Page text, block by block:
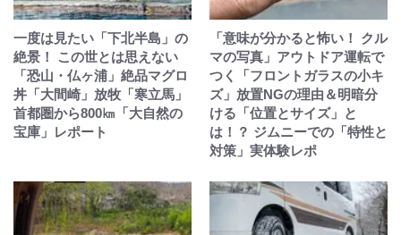
一度は見たい「下北半島」の
絶景！ この世とは思えない
「恐山・仏ヶ浦」絶品マグロ
丼「大間崎」放牧「寒立馬」
首都圏から800㎞「大自然の
宝庫」レポート
「意味が分かると怖い！ クル
マの写真」アウトドア運転で
つく「フロントガラスの小キ
ズ」放置NGの理由＆明暗分
ける「位置とサイズ」と
は！？ ジムニーでの「特性と
対策」実体験レポ